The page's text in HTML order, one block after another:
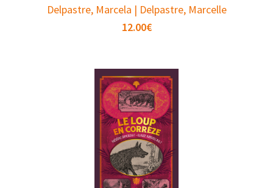
Delpastre, Marcela | Delpastre, Marcelle
12.00€